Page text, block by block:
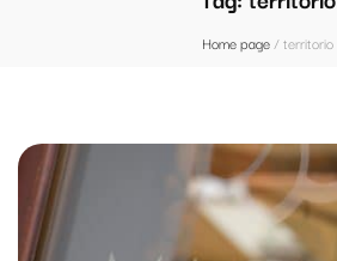
Home page/territorio